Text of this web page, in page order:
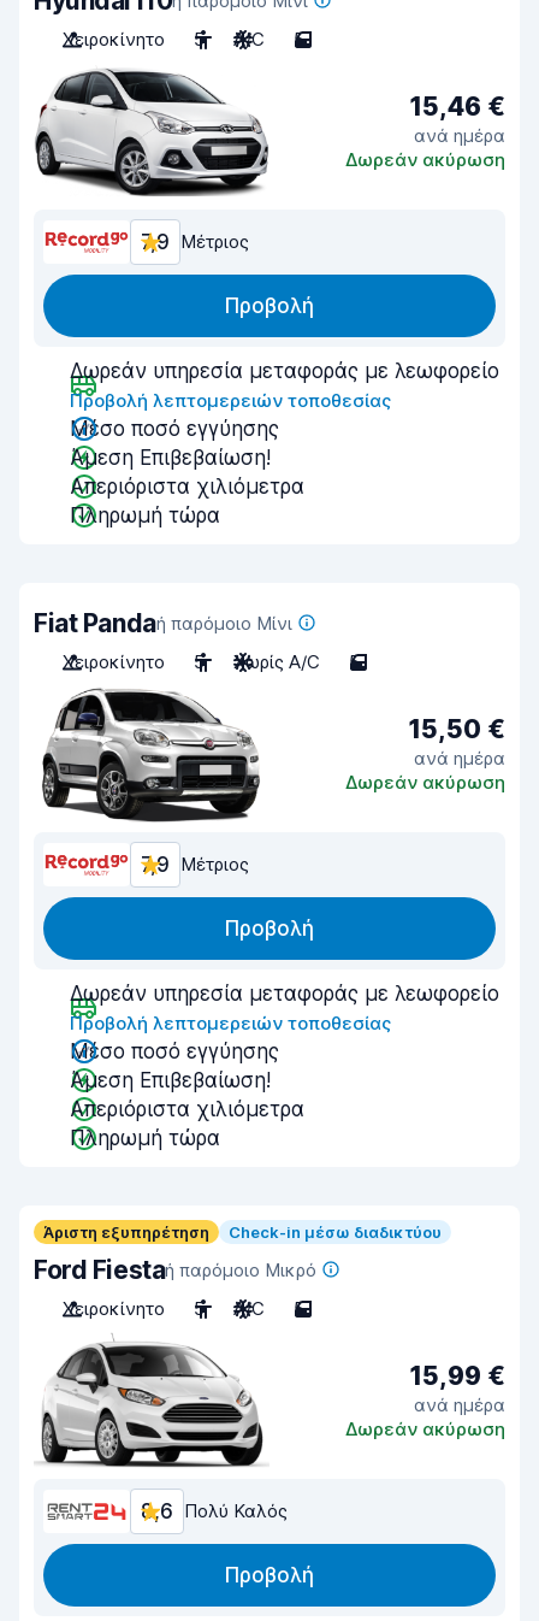
Χειροκίνητο
5 A/C 5
15,46 €
ανά ημέρα
Δωρεάν ακύρωση
7,9 Μέτριος
Προβολή
Δωρεάν υπηρεσία μεταφοράς με λεωφορείο
Προβολή λεπτομερειών τοποθεσίας
Μέσο ποσό εγγύησης
Άμεση Επιβεβαίωση!
Απεριόριστα χιλιόμετρα
Πληρωμή τώρα
Fiat Pandaή παρόμοιο Μίνι
Χειροκίνητο
5 Χωρίς A/C 5
15,50 €
ανά ημέρα
Δωρεάν ακύρωση
7,9 Μέτριος
Προβολή
Δωρεάν υπηρεσία μεταφοράς με λεωφορείο
Προβολή λεπτομερειών τοποθεσίας
Μέσο ποσό εγγύησης
Άμεση Επιβεβαίωση!
Απεριόριστα χιλιόμετρα
Πληρωμή τώρα
Άριστη εξυπηρέτηση Check-in μέσω διαδικτύου
Ford Fiestaή παρόμοιο Μικρό
Χειροκίνητο
5 A/C 5
15,99 €
ανά ημέρα
Δωρεάν ακύρωση
8,6 Πολύ Καλός
Προβολή